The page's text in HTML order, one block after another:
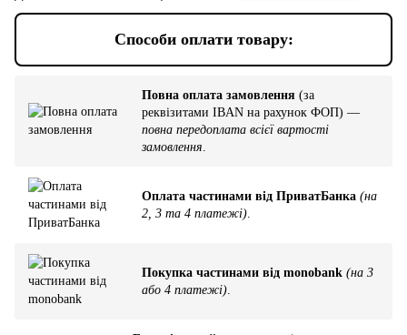
Способи оплати товару:
Повна оплата замовлення (за
реквізитами IBAN на рахунок ФОП) —
повна передоплата всієї вартості
замовлення
Оплата частинами від ПриватБанка (на
2, 3 та 4 платежі)
Покупка частинами від monobank (на 3
або 4 платежі)